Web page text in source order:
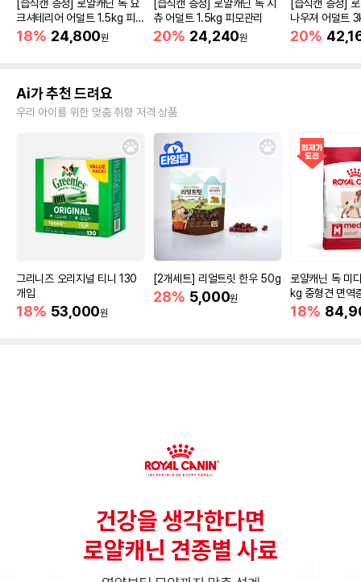
[습식캔 증정] 로얄캐닌 독 요
크셔테리어 어덜트 1.5kg 피모
관리
18% 24,800원
[습식캔 증정] 로얄캐닌 독 시
츄 어덜트 1.5kg 피모관리
20% 24,240원
[습식캔 증정]
나우져 어덜트
20%
Ai가 추천 드려요
우리 아이를 위한 맞춤 취향 저격 상품
그리니즈 오리지널 티니 130
개입
18% 53,000원
[2개세트] 리얼트릿 한우 50g
28% 5,000원
로얄캐닌 독 미
kg 중형견 면역
18%